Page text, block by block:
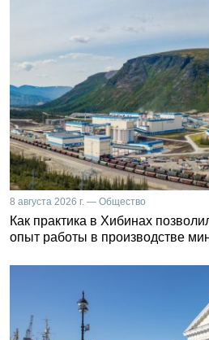
8 августа 2026 г. — Общество
Как практика в Хибинах
опыт работы в производстве